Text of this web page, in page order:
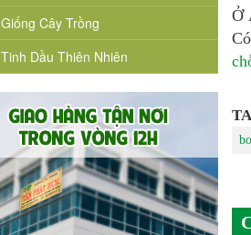
Giống Cây Trồng
Tinh Dầu Thiên Nhiên
Ở